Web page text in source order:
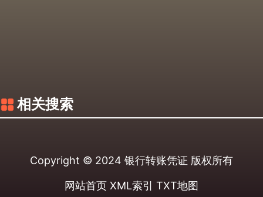
相关搜索
Copyright © 2024 银行转账凭证 版权所有
网站首页 XML索引 TXT地图